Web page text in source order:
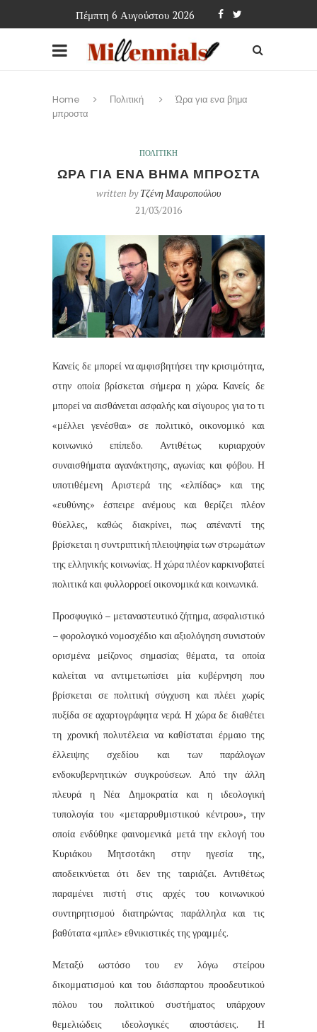
Πέμπτη 6 Αυγούστου 2026
Home Πολιτική
Ώρα για ενα βημα
μπροστα
ΠΟΛΙΤΙΚΗ
ΩΡΑ ΓΙΑ ΕΝΑ ΒΗΜΑ ΜΠΡΟΣΤΑ
written byΤζένη Μαυροπούλου
21/03/2016
Κανείς δε μπορεί να αμφισβητήσει την κρισιμότητα,
στην οποία βρίσκεται σήμερα η χώρα. Κανείς δε
μπορεί να αισθάνεται ασφαλής και σίγουρος για το τι
«μέλλει γενέσθαι» σε πολιτικό, οικονομικό και
κοινωνικό επίπεδο. Αντιθέτως κυριαρχούν
συναισθήματα αγανάκτησης, αγωνίας και φόβου. Η
υποτιθέμενη Αριστερά της «ελπίδας» και της
«ευθύνης» έσπειρε ανέμους και θερίζει πλέον
θύελλες, καθώς διακρίνει, πως απέναντί της
βρίσκεται η συντριπτική πλειοψηφία των στρωμάτων
της ελληνικής κοινωνίας. Η χώρα πλέον καρκινοβατεί
πολιτικά και φυλλορροεί οικονομικά και κοινωνικά.
Προσφυγικό – μεταναστευτικό ζήτημα, ασφαλιστικό
– φορολογικό νομοσχέδιο και αξιολόγηση συνιστούν
ορισμένα μείζονος σημασίας θέματα, τα οποία
καλείται να αντιμετωπίσει μία κυβέρνηση που
βρίσκεται σε πολιτική σύγχυση και πλέει χωρίς
πυξίδα σε αχαρτογράφητα νερά. Η χώρα δε διαθέτει
τη χρονική πολυτέλεια να καθίσταται έρμαιο της
έλλειψης σχεδίου και των παράλογων
ενδοκυβερνητικών συγκρούσεων. Από την άλλη
πλευρά η Νέα Δημοκρατία και η ιδεολογική
τυπολογία του «μεταρρυθμιστικού κέντρου», την
οποία ενδύθηκε φαινομενικά μετά την εκλογή του
Κυριάκου Μητσοτάκη στην ηγεσία της,
αποδεικνύεται ότι δεν της ταιριάζει. Αντιθέτως
παραμένει πιστή στις αρχές του κοινωνικού
συντηρητισμού διατηρώντας παράλληλα και τις
βαθύτατα «μπλε» εθνικιστικές της γραμμές.
Μεταξύ ωστόσο του εν λόγω στείρου
δικομματισμού και του διάσπαρτου προοδευτικού
πόλου του πολιτικού συστήματος υπάρχουν
θεμελιώδεις ιδεολογικές αποστάσεις. Η